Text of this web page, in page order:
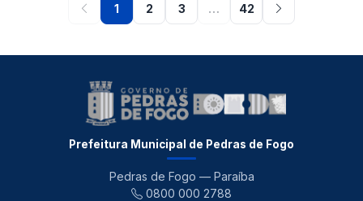
1 2 3 … 42
Prefeitura Municipal de Pedras de Fogo
Pedras de Fogo — Paraíba
0800 000 2788